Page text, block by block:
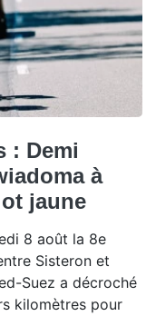
: Demi
à
jaune
8 août la 8e
Sisteron et
Suez a décroché
kilomètres pour